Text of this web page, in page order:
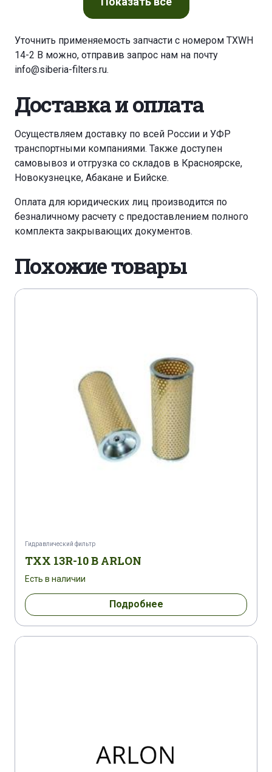
Уточнить применяемость запчасти с номером TXWH
14-2 B можно, отправив запрос нам на почту
info@siberia-filters.ru.
Доставка и оплата
Осуществляем доставку по всей России и УФР
транспортными компаниями. Также доступен
самовывоз и отгрузка со складов в Красноярске,
Новокузнецке, Абакане и Бийске.
Оплата для юридических лиц производится по
безналичному расчету с предоставлением полного
комплекта закрывающих документов.
Похожие товары
Гидравлический фильтр
TXX 13R-10 B ARLON
Есть в наличии
Подробнее